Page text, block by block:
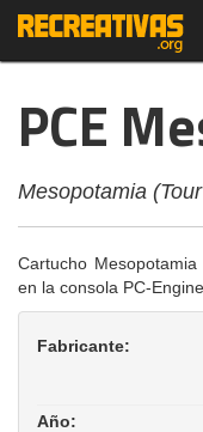
PCE
Mesopotamia
Cartucho
en la consola PC-Engine.
Fabricante:
Año: